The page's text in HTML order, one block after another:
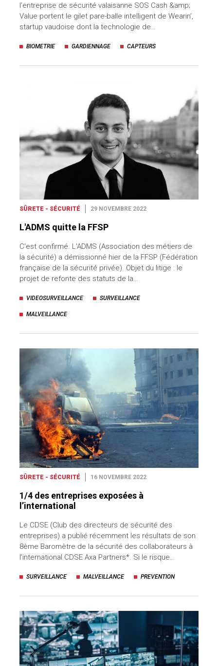
l’entreprise de sécurité valaisanne SOS Cash &amp;
Value portent le gilet pare-balle intelligent de Wearin’,
startup vaudoise dont la technologie de…
BIOMETRIE GARDIENNAGE CAPTEURS
SÛRETE - SÉCURITÉ 29 NOVEMBRE 2022
L'ADMS quitte la FFSP
C'est confirmé. L'ADMS (Association des métiers de
la sécurité) a démissionné hier de la FFSP (Fédération
française de la sécurité privée). Objet du litige : le
projet de refonte des statuts de la…
VIDEOSURVEILLANCE SURVEILLANCE
MALVEILLANCE
SÛRETE - SÉCURITÉ 16 NOVEMBRE 2022
1/4 des entreprises exposées à
l’international
Le CDSE (Club des directeurs de sécurité des
entreprises) a publié récemment les résultats de son
8ème Baromètre de la sécurité des collaborateurs à
l’international CDSE Axa Partners*. Si le risque…
SURVEILLANCE MALVEILLANCE PREVENTION